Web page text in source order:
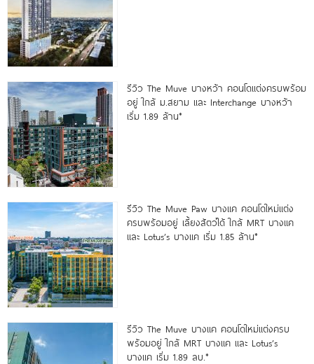
รีวิว The Muve บางหว้า คอนโดแต่งครบพร้อม
อยู่ ใกล้ ม.สยาม และ Interchange บางหว้า
เริ่ม 1.89 ล้าน*
รีวิว The Muve Paw บางแค คอนโดใหม่แต่ง
ครบพร้อมอยู่ เลี้ยงสัตว์ได้ ใกล้ MRT บางแค
และ Lotus’s บางแค เริ่ม 1.85 ล้าน*
รีวิว The Muve บางแค คอนโดใหม่แต่งครบ
พร้อมอยู่ ใกล้ MRT บางแค และ Lotus’s
บางแค เริ่ม 1.89 ลบ.*